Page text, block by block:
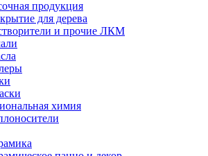
продукция
для дерева
и прочие ЛКМ
химия